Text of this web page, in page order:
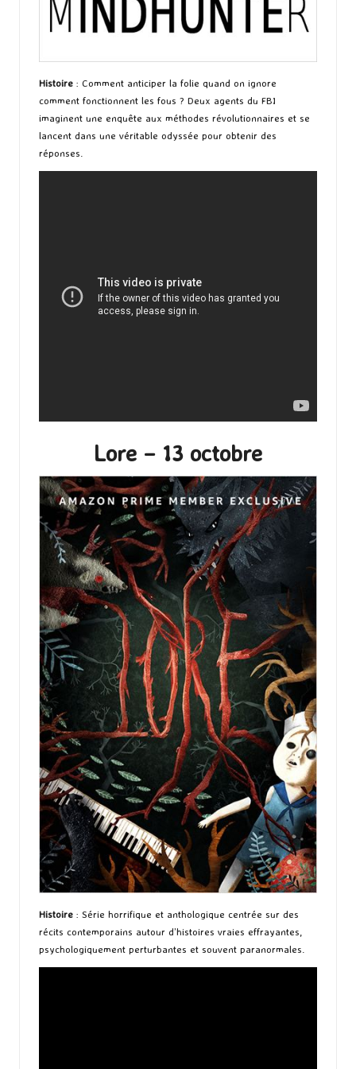
Histoire : Comment anticiper la folie quand on ignore
comment fonctionnent les fous ? Deux agents du FBI
imaginent une enquête aux méthodes révolutionnaires et se
lancent dans une véritable odyssée pour obtenir des
réponses.
Lore – 13 octobre
Histoire : Série horrifique et anthologique centrée sur des
récits contemporains autour d’histoires vraies effrayantes,
psychologiquement perturbantes et souvent paranormales.